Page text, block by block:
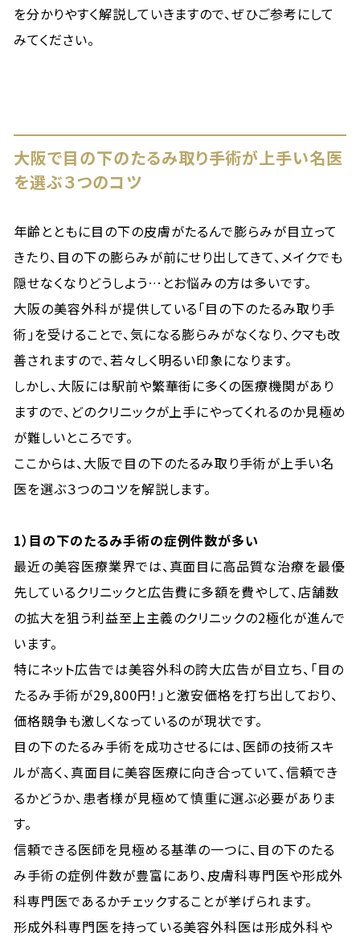
を分かりやすく解説していきますので、ぜひご参考にして
みてください。
大阪で目の下のたるみ取り手術が上手い名医
を選ぶ３つのコツ
年齢とともに目の下の皮膚がたるんで膨らみが目立って
きたり、目の下の膨らみが前にせり出してきて、メイクでも
隠せなくなりどうしよう…とお悩みの方は多いです。
大阪の美容外科が提供している「目の下のたるみ取り手
術」を受けることで、気になる膨らみがなくなり、クマも改
善されますので、若々しく明るい印象になります。
しかし、大阪には駅前や繁華街に多くの医療機関があり
ますので、どのクリニックが上手にやってくれるのか見極め
が難しいところです。
ここからは、大阪で目の下のたるみ取り手術が上手い名
医を選ぶ３つのコツを解説します。
1）目の下のたるみ手術の症例件数が多い
最近の美容医療業界では、真面目に高品質な治療を最優
先しているクリニックと広告費に多額を費やして、店舗数
の拡大を狙う利益至上主義のクリニックの2極化が進んで
います。
特にネット広告では美容外科の誇大広告が目立ち、「目の
たるみ手術が29,800円！」と激安価格を打ち出しており、
価格競争も激しくなっているのが現状です。
目の下のたるみ手術を成功させるには、医師の技術スキ
ルが高く、真面目に美容医療に向き合っていて、信頼でき
るかどうか、患者様が見極めて慎重に選ぶ必要がありま
す。
信頼できる医師を見極める基準の一つに、目の下のたる
み手術の症例件数が豊富にあり、皮膚科専門医や形成外
科専門医であるかチェックすることが挙げられます。
形成外科専門医を持っている美容外科医は形成外科や